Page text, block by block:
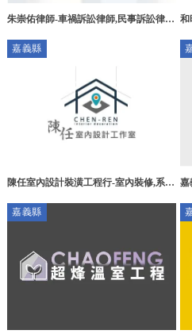
朱崇佑律師-車禍訴訟律師,民事訴訟律
師,民雄鄉民事訴訟律師
和
嘉義縣
陳任室內設計裝潢工程行-室內裝修,系統 嘉
嘉義縣